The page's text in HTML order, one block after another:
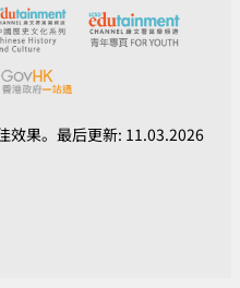
效果。最后更新: 11.03.2026